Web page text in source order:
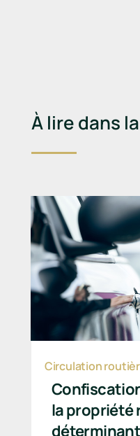
À lire dans
la propriété
Circulation